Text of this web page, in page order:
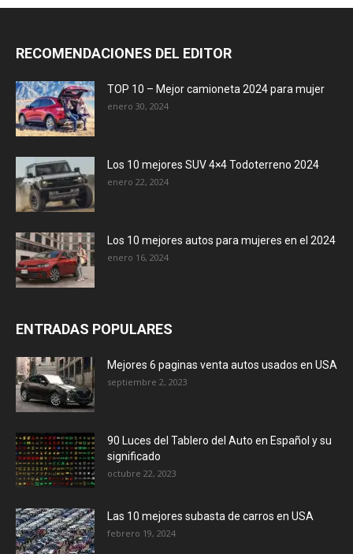
RECOMENDACIONES DEL EDITOR
TOP 10 – Mejor camioneta 2024 para mujer
enero 30, 2024
Los 10 mejores SUV 4×4 Todoterreno 2024
enero 22, 2024
Los 10 mejores autos para mujeres en el 2024
enero 16, 2024
ENTRADAS POPULARES
Mejores 6 paginas venta autos usados en USA
septiembre 2, 2023
90 Luces del Tablero del Auto en Español y su
significado
octubre 22, 2023
Las 10 mejores subasta de carros en USA
febrero 19, 2024